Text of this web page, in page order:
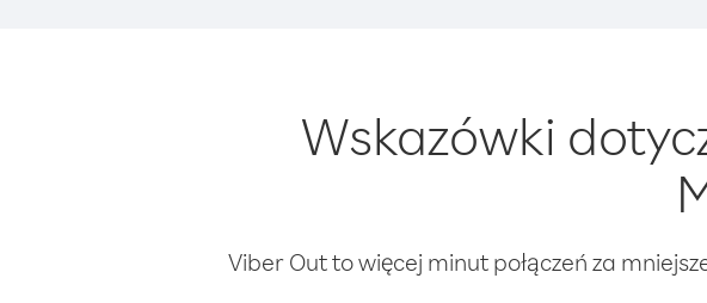
Wskazówki
Viber Out to więcej minut połączeń za